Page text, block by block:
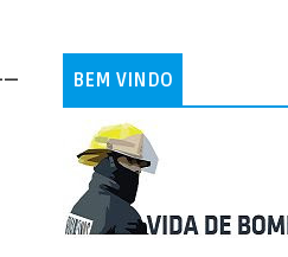
BEM VINDO